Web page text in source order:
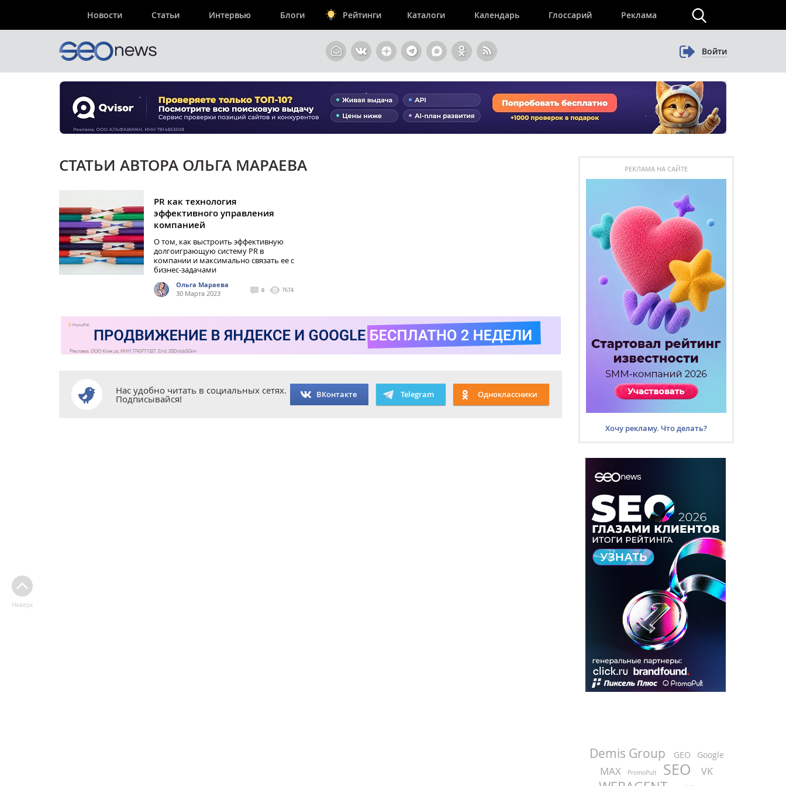
Новости Статьи Интервью Блоги Рейтинги Каталоги Календарь Глоссарий Реклама
Войти
СТАТЬИ АВТОРА ОЛЬГА МАРАЕВА
PR как технология
эффективного управления
компанией
О том, как выстроить эффективную
долгоиграющую систему PR в
компании и максимально связать ее с
бизнес-задачами
Ольга Мараева
30 Марта 2023
0 7674
Нас удобно читать в социальных сетях.
Подписывайся! ВКонтакте Telegram Одноклассники
Наверх
РЕКЛАМА НА САЙТЕ
Хочу рекламу. Что делать?
Demis Group GEO Google
MAX PromoPult SEO VK